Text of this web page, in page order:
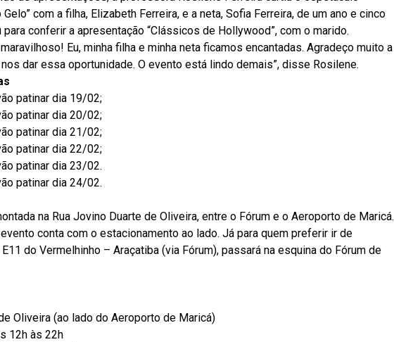
com a filha, Elizabeth Ferreira, e a neta, Sofia Ferreira, de um ano e cinco
conferir a apresentação “Clássicos de Hollywood”, com o marido.
Eu, minha filha e minha neta ficamos encantadas. Agradeço muito a
dar essa oportunidade. O evento está lindo demais”, disse Rosilene.
patinar dia 19/02;
patinar dia 20/02;
patinar dia 21/02;
patinar dia 22/02;
patinar dia 23/02.
patinar dia 24/02.
na Rua Jovino Duarte de Oliveira, entre o Fórum e o Aeroporto de Maricá.
conta com o estacionamento ao lado. Já para quem preferir ir de
do Vermelhinho – Araçatiba (via Fórum), passará na esquina do Fórum de
Oliveira (ao lado do Aeroporto de Maricá)
12h às 22h